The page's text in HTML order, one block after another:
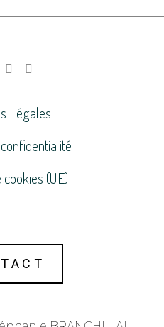
Légales
(UE)